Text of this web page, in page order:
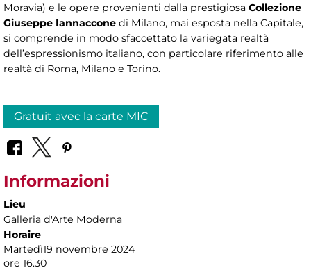
Moravia) e le opere provenienti dalla prestigiosa Collezione
Giuseppe Iannaccone di Milano, mai esposta nella Capitale,
si comprende in modo sfaccettato la variegata realtà
dell’espressionismo italiano, con particolare riferimento alle
realtà di Roma, Milano e Torino.
Gratuit avec la carte MIC
Informazioni
Lieu
Galleria d'Arte Moderna
Horaire
Martedì19 novembre 2024
ore 16.30